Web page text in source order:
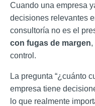
Cuando una empresa
decisiones relevantes
consultoría no es el
con fugas de margen,
control.
La pregunta “¿cuánto
empresa tiene
lo que realmente